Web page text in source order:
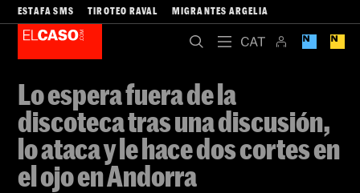
ESTAFA SMS TIROTEO RAVAL MIGRANTES ARGELIA
Lo espera fuera de la
discoteca tras una discusión,
lo ataca y le hace dos cortes en
el ojo en Andorra